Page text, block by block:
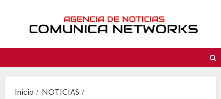
contenido
Inicio
NOTICIAS